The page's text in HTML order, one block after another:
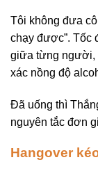
Tôi không đưa
chạy được”. Tốc
giữa từng người,
xác nồng độ
Đã uống thì
nguyên tắc đơn
Hangover